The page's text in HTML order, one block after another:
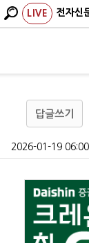
LIVE 전자신
답글쓰기
2026-01-19